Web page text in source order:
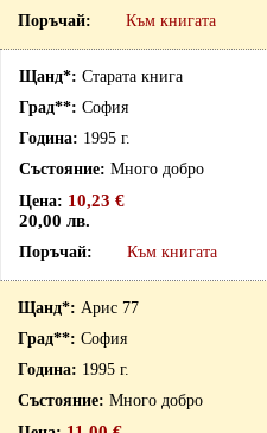
Към книгата
Старата книга
София
1995 г.
Много добро
10,23 €
20,00 лв.
Към книгата
Арис 77
София
1995 г.
Много добро